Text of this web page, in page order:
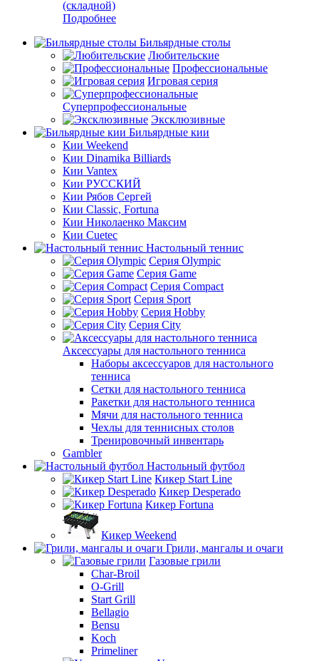
(складной)
Подробнее
Бильярдные столы
Любительские
Профессиональные
Игровая серия
Суперпрофессиональные
Эксклюзивные
Бильярдные кии
Кии Weekend
Кии Dinamika Billiards
Кии Vantex
Кии РУССКИЙ
Кии Рябов Сергей
Кии Classic, Fortuna
Кии Николаенко Максим
Кии Cuetec
Настольный теннис
Серия Olympic
Серия Game
Серия Compact
Серия Sport
Серия Hobby
Серия City
Аксессуары для настольного тенниса
Наборы аксессуаров для настольного
тенниса
Сетки для настольного тенниса
Ракетки для настольного тенниса
Мячи для настольного тенниса
Чехлы для теннисных столов
Тренировочный инвентарь
Gambler
Настольный футбол
Кикер Start Line
Кикер Desperado
Кикер Fortuna
Кикер Weekend
Грили, мангалы и очаги
Газовые грили
Char-Broil
O-Grill
Start Grill
Bellagio
Bensu
Koch
Primeliner